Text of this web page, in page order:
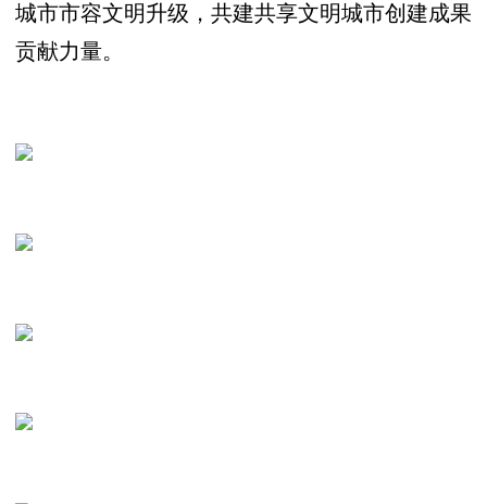
城市市容文明升级，共建共享文明城市创建成果
贡献力量。